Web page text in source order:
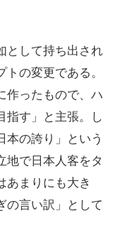
として持ち出され
の変更である。
作ったもので、ハ
指す」と主張。し
本の誇り」という
地で日本人客をタ
あまりにも大き
の言い訳」として